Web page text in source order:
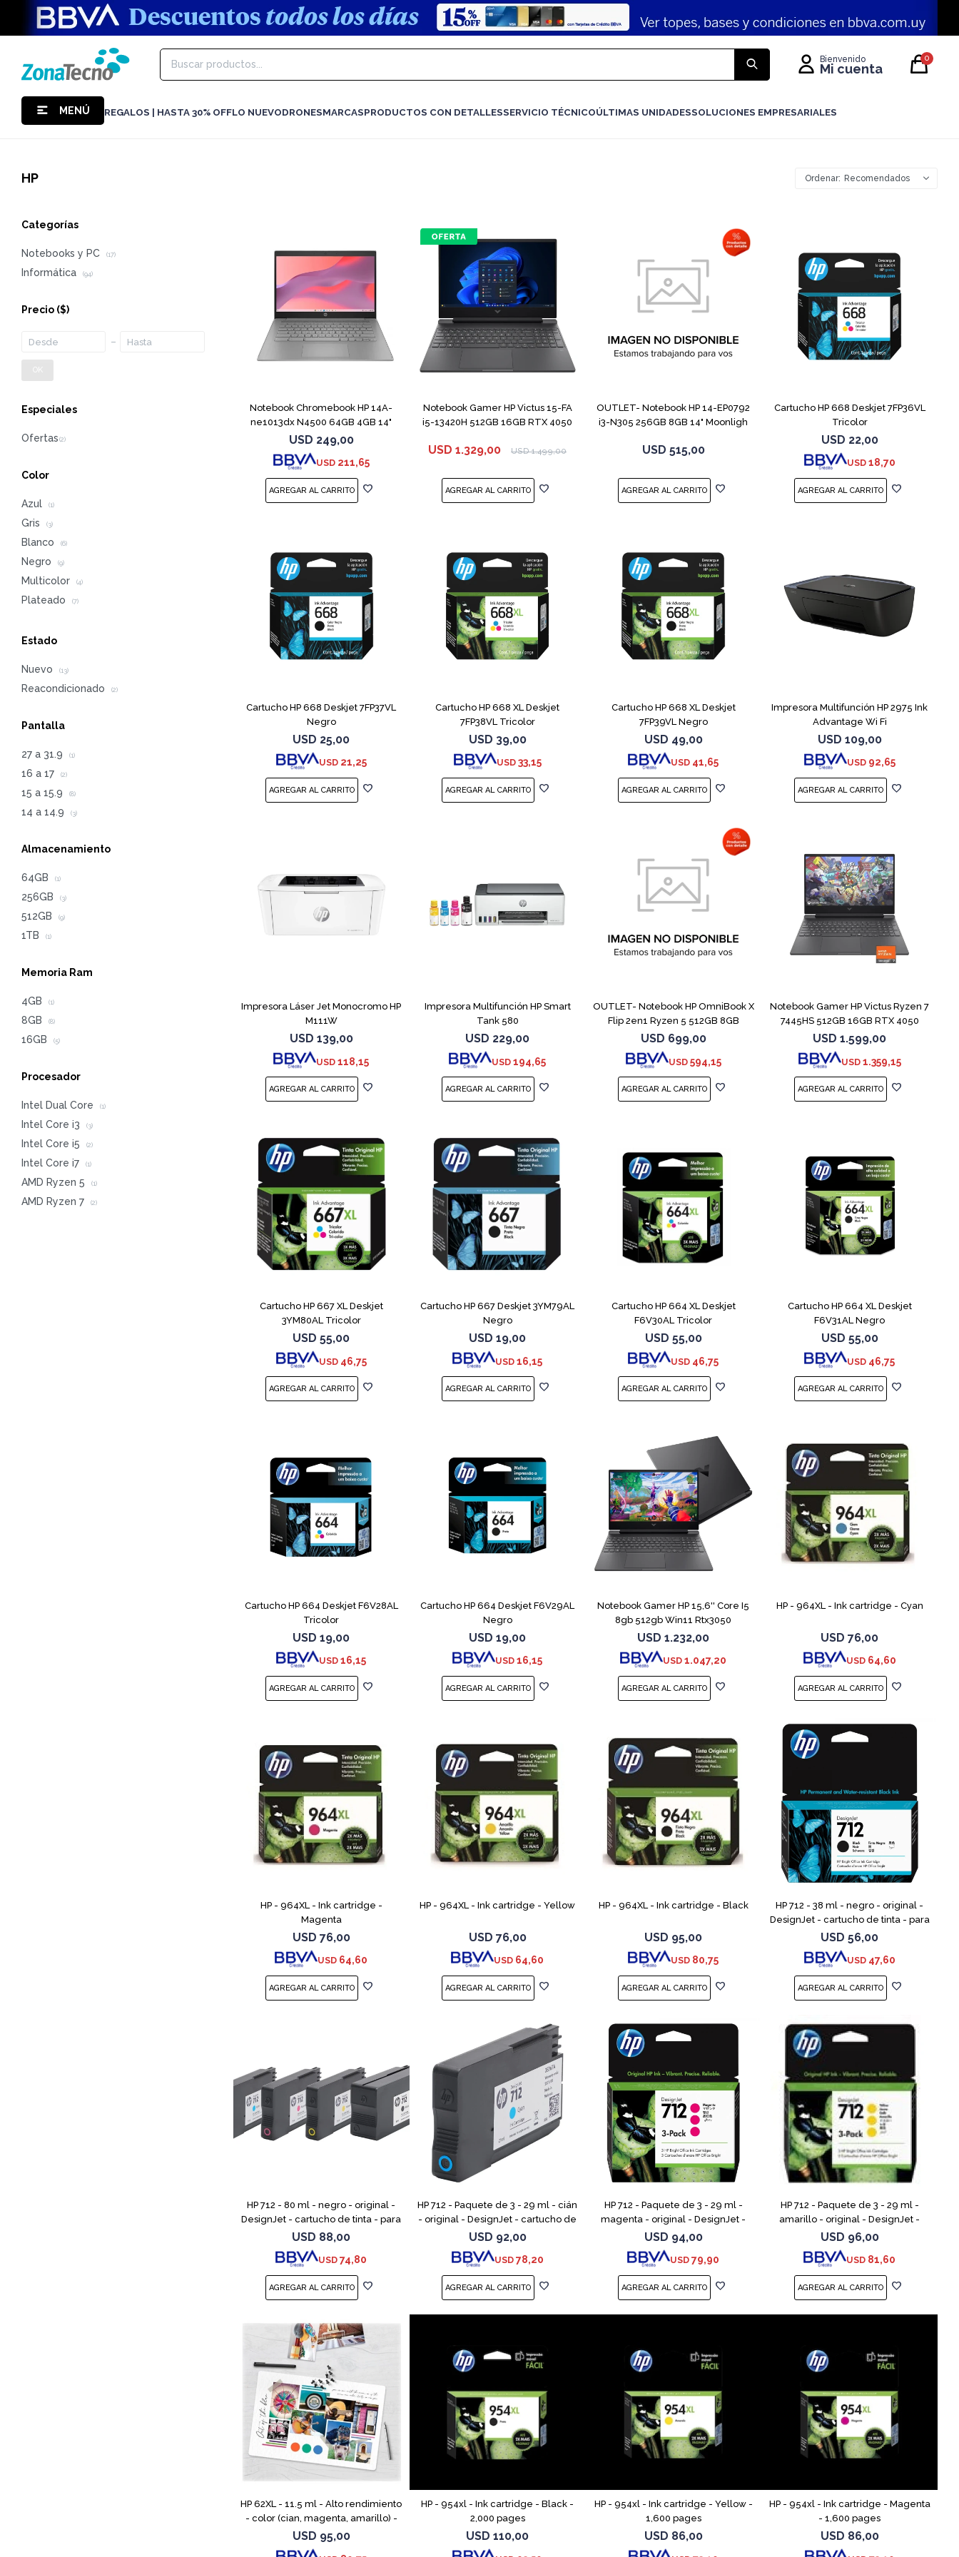
MENÚ REGALOS | HASTA 30% OFFLO NUEVODRONESMARCASPRODUCTOS CON DETALLESSERVICIO TÉCNICOÚLTIMAS UNIDADESSOLUCIONES EMPRESARIALES
0
HP Recomendados
Notebook Chromebook HP 14A-
ne1013dx N4500 64GB 4GB 14"
Grey
USD 249,00
USD 211,65
Notebook Gamer HP Victus 15-FA
i5-13420H 512GB 16GB RTX 4050
USD 1.329,00 USD 1.499,00
COMPARAR
OUTLET- Notebook HP 14-EP0792
i3-N305 256GB 8GB 14" Moonligh
USD 515,00
Cartucho HP 668 Deskjet 7FP36VL
Tricolor
USD 22,00
USD 18,70
Cartucho HP 668 Deskjet 7FP37VL
Negro
USD 25,00
USD 21,25
Cartucho HP 668 XL Deskjet
7FP38VL Tricolor
USD 39,00
USD 33,15
Cartucho HP 668 XL Deskjet
7FP39VL Negro
USD 49,00
USD 41,65
Impresora Multifunción HP 2975 Ink
Advantage Wi Fi
USD 109,00
USD 92,65
Impresora Láser Jet Monocromo HP
M111W
USD 139,00
USD 118,15
Impresora Multifunción HP Smart
Tank 580
USD 229,00
USD 194,65
OUTLET- Notebook HP OmniBook X
Flip 2en1 Ryzen 5 512GB 8GB
USD 699,00
USD 594,15
Notebook Gamer HP Victus Ryzen 7
7445HS 512GB 16GB RTX 4050
USD 1.599,00
USD 1.359,15
Cartucho HP 667 XL Deskjet
3YM80AL Tricolor
USD 55,00
USD 46,75
Cartucho HP 667 Deskjet 3YM79AL
Negro
USD 19,00
USD 16,15
Cartucho HP 664 XL Deskjet
F6V30AL Tricolor
USD 55,00
USD 46,75
Cartucho HP 664 XL Deskjet
F6V31AL Negro
USD 55,00
USD 46,75
Cartucho HP 664 Deskjet F6V28AL
Tricolor
USD 19,00
USD 16,15
Cartucho HP 664 Deskjet F6V29AL
Negro
USD 19,00
USD 16,15
Notebook Gamer HP 15,6'' Core I5
8gb 512gb Win11 Rtx3050
USD 1.232,00
USD 1.047,20
COMPARAR
HP - 964XL - Ink cartridge - Cyan
USD 76,00
USD 64,60
HP - 964XL - Ink cartridge -
Magenta
USD 76,00
USD 64,60
HP - 964XL - Ink cartridge - Yellow
USD 76,00
USD 64,60
HP - 964XL - Ink cartridge - Black
USD 95,00
USD 80,75
HP 712 - 38 ml - negro - original -
DesignJet - cartucho de tinta - para
DesignJet Studio, T210, T230, T250,
T630, T650
USD 56,00
USD 47,60
HP 712 - 80 ml - negro - original -
DesignJet - cartucho de tinta - para
DesignJet Studio, T210, T230, T250,
T630, T650
USD 88,00
USD 74,80
HP 712 - Paquete de 3 - 29 ml - cián
- original - DesignJet - cartucho de
tinta - para DesignJet Studio, T210,
T230, T250, T630,
USD 92,00
USD 78,20
HP 712 - Paquete de 3 - 29 ml -
magenta - original - DesignJet -
cartucho de tinta - para DesignJet
Studio, T210, T230, T250, T6
USD 94,00
USD 79,90
HP 712 - Paquete de 3 - 29 ml -
amarillo - original - DesignJet -
cartucho de tinta - para DesignJet
Studio, T210, T230, T250, T
USD 96,00
USD 81,60
HP 62XL - 11.5 ml - Alto rendimiento
- color (cian, magenta, amarillo) -
original - cartucho de tinta - para
ENVY 55XX, 56XX, 76
USD 95,00
HP - 954xl - Ink cartridge - Black -
2,000 pages
USD 110,00
HP - 954xl - Ink cartridge - Yellow -
1,600 pages
USD 86,00
HP - 954xl - Ink cartridge - Magenta
- 1,600 pages
USD 86,00
Categorías
Notebooks y PC (17)
Informática (94)
Precio ($)
OK
Especiales
Color
Azul (1)
Gris (3)
Blanco (6)
Negro (9)
Multicolor (4)
Plateado (7)
Estado
Nuevo (13)
Reacondicionado (2)
Pantalla
27 a 31.9 (1)
16 a 17 (2)
15 a 15.9 (8)
14 a 14.9 (3)
Almacenamiento
64GB (1)
256GB (3)
512GB (9)
1TB (1)
Memoria Ram
4GB (1)
8GB (8)
16GB (5)
Procesador
Intel Dual Core (1)
Intel Core i3 (3)
Intel Core i5 (2)
Intel Core i7 (1)
AMD Ryzen 5 (1)
AMD Ryzen 7 (2)